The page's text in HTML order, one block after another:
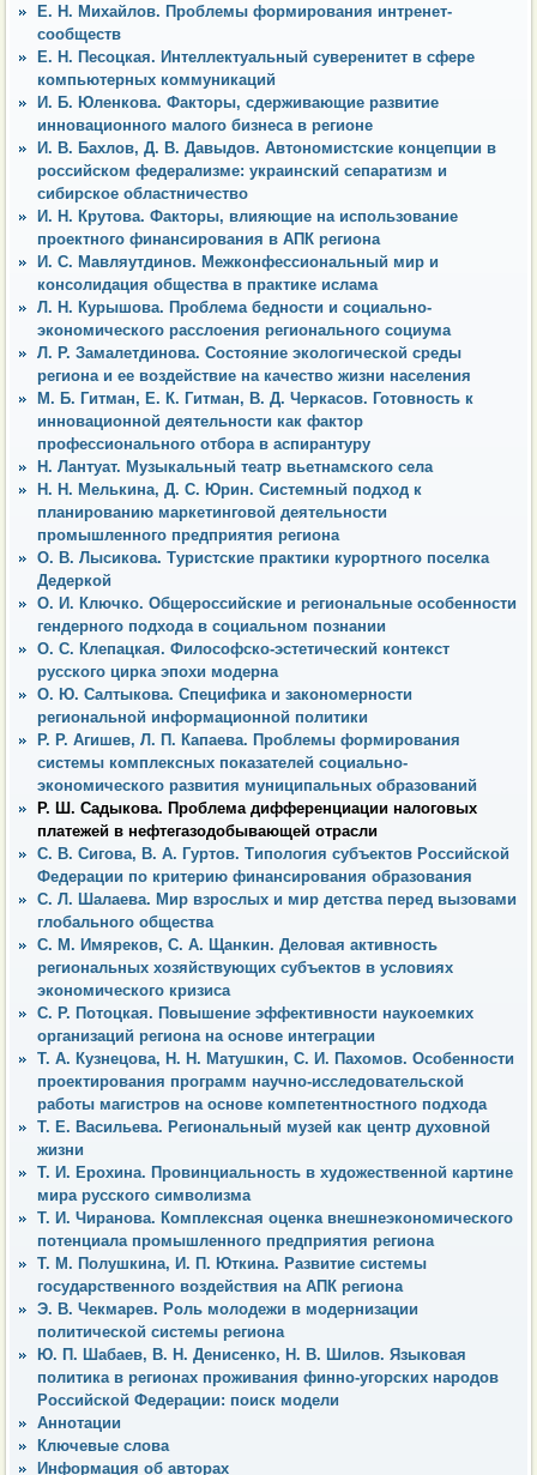
Е. Н. Михайлов. Проблемы формирования интренет-
сообществ
Е. Н. Песоцкая. Интеллектуальный суверенитет в сфере
компьютерных коммуникаций
И. Б. Юленкова. Факторы, сдерживающие развитие
инновационного малого бизнеса в регионе
И. В. Бахлов, Д. В. Давыдов. Автономистские концепции в
российском федерализме: украинский сепаратизм и
сибирское областничество
И. Н. Крутова. Факторы, влияющие на использование
проектного финансирования в АПК региона
И. С. Мавляутдинов. Межконфессиональный мир и
консолидация общества в практике ислама
Л. Н. Курышова. Проблема бедности и социально-
экономического расслоения регионального социума
Л. Р. Замалетдинова. Состояние экологической среды
региона и ее воздействие на качество жизни населения
М. Б. Гитман, Е. К. Гитман, В. Д. Черкасов. Готовность к
инновационной деятельности как фактор
профессионального отбора в аспирантуру
Н. Лантуат. Музыкальный театр вьетнамского села
Н. Н. Мелькина, Д. С. Юрин. Системный подход к
планированию маркетинговой деятельности
промышленного предприятия региона
О. В. Лысикова. Туристские практики курортного поселка
Дедеркой
О. И. Ключко. Общероссийские и региональные особенности
гендерного подхода в социальном познании
О. С. Клепацкая. Философско-эстетический контекст
русского цирка эпохи модерна
О. Ю. Салтыкова. Специфика и закономерности
региональной информационной политики
Р. Р. Агишев, Л. П. Капаева. Проблемы формирования
системы комплексных показателей социально-
экономического развития муниципальных образований
Р. Ш. Садыкова. Проблема дифференциации налоговых
платежей в нефтегазодобывающей отрасли
С. В. Сигова, В. А. Гуртов. Типология субъектов Российской
Федерации по критерию финансирования образования
С. Л. Шалаева. Мир взрослых и мир детства перед вызовами
глобального общества
С. М. Имяреков, С. А. Щанкин. Деловая активность
региональных хозяйствующих субъектов в условиях
экономического кризиса
С. Р. Потоцкая. Повышение эффективности наукоемких
организаций региона на основе интеграции
Т. А. Кузнецова, Н. Н. Матушкин, С. И. Пахомов. Особенности
проектирования программ научно-исследовательской
работы магистров на основе компетентностного подхода
Т. Е. Васильева. Региональный музей как центр духовной
жизни
Т. И. Ерохина. Провинциальность в художественной картине
мира русского символизма
Т. И. Чиранова. Комплексная оценка внешнеэкономического
потенциала промышленного предприятия региона
Т. М. Полушкина, И. П. Юткина. Развитие системы
государственного воздействия на АПК региона
Э. В. Чекмарев. Роль молодежи в модернизации
политической системы региона
Ю. П. Шабаев, В. Н. Денисенко, Н. В. Шилов. Языковая
политика в регионах проживания финно-угорских народов
Российской Федерации: поиск модели
Аннотации
Ключевые слова
Информация об авторах